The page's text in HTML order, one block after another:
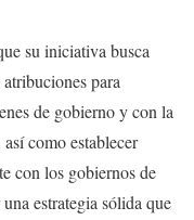
su iniciativa busca
para
de gobierno y con la
como establecer
con los gobiernos de
estrategia sólida que